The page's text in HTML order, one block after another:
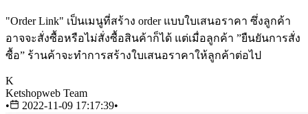
"Order Link" เป็นเมนูที่สร้าง order แบบใบเสนอราคา ซึ่งลูกค้า
อาจจะสั่งซื้อหรือไม่สั่งซื้อสินค้าก็ได้ แต่เมื่อลูกค้า ”ยืนยันการสั่ง
ซื้อ” ร้านค้าจะทำการสร้างใบเสนอราคาให้ลูกค้าต่อไป
K
Ketshopweb Team
•
2022-11-09 17:17:39•